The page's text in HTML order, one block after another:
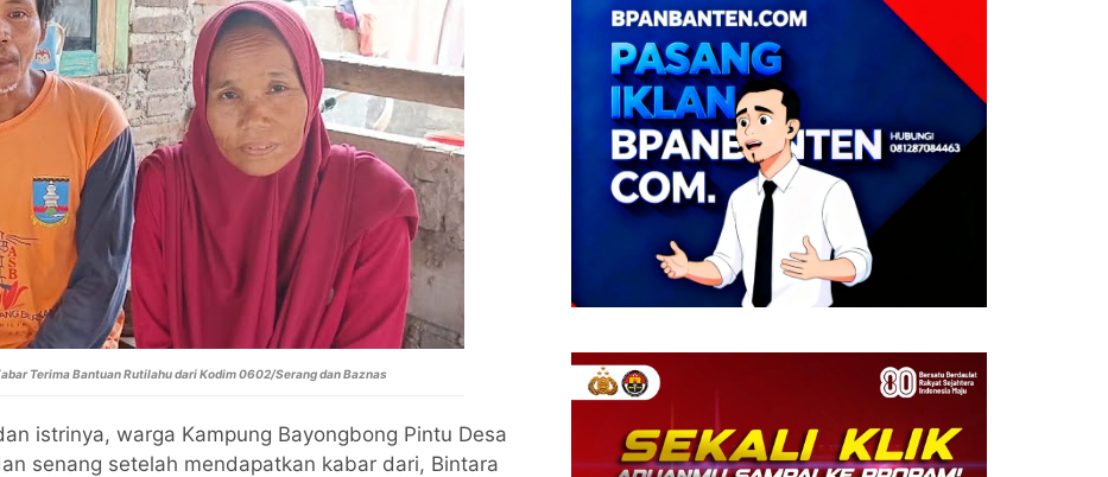
Terima Bantuan Rutilahu dari Kodim 0602/Serang dan Baznas
istrinya, warga Kampung Bayongbong Pintu Desa
senang setelah mendapatkan kabar dari, Bintara